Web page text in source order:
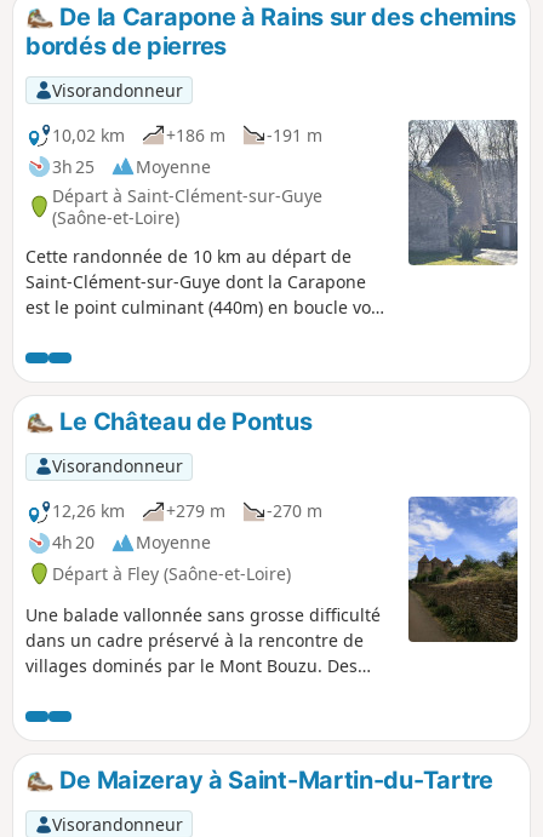
De la Carapone à Rains sur des chemins
bordés de pierres
Visorandonneur
10,02 km
+186 m
-191 m
3h 25
Moyenne
Départ à Saint-Clément-sur-Guye
(Saône-et-Loire)
Cette randonnée de 10 km au départ de
Saint-Clément-sur-Guye dont la Carapone
est le point culminant (440m) en boucle vous
sur-Guye (église romane classée monument
historique en 1927, une tour à l'est de
l'église), des vieux moulins (restaurés ou en
cours de restauration) Rains, commune de
Joncy (jolies maisons en pierres), Le Petit
Ballay, sa tour carrée, ses Murgers (amas de
pierres retirées des vignes), avant Corcelles
(hameau de Saint-Clément).
Le Château de Pontus
Visorandonneur
12,26 km
+279 m
-270 m
4h 20
Moyenne
Départ à Fley (Saône-et-Loire)
Une balade vallonnée sans grosse difficulté
dans un cadre préservé à la rencontre de
villages dominés par le Mont Bouzu. Des
notamment un plan large sur le Mont Saint-
Vincent et un passage au Château de
Pontus-de-Thyard.
De Maizeray à Saint-Martin-du-Tartre
Visorandonneur